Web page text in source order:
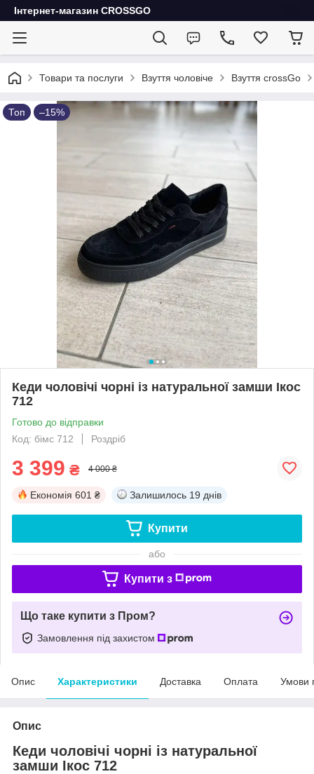
Інтернет-магазин CROSSGO
Товари та послуги Взуття чоловіче Взуття crossGo
Топ –15%
Кеди чоловічі чорні із натуральної замши Ікос
712
Готово до відправки
Код: бімс 712
Роздріб
3 399 ₴ 4 000 ₴
Економія 601 ₴ Залишилось 19 днів
Купити
або
Купити з
Що таке купити з Пром?
Замовлення під захистом
Опис Характеристики Доставка Оплата Умови
Опис
Кеди чоловічі чорні із натуральної
замши Ікос 712